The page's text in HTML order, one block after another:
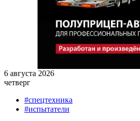
6 августа 2026
четверг
#спецтехника
#испытатели